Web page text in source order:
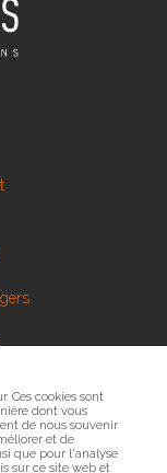
Ces cookies sont
dont vous
de nous souvenir
et de
que pour l'analyse
sur ce site web et